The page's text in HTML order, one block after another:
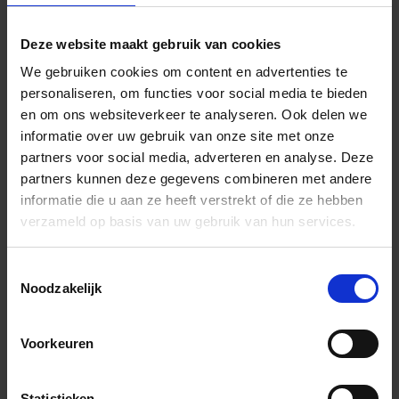
Deze website maakt gebruik van cookies
We gebruiken cookies om content en advertenties te
personaliseren, om functies voor social media te bieden
en om ons websiteverkeer te analyseren. Ook delen we
informatie over uw gebruik van onze site met onze
partners voor social media, adverteren en analyse. Deze
partners kunnen deze gegevens combineren met andere
informatie die u aan ze heeft verstrekt of die ze hebben
verzameld op basis van uw gebruik van hun services.
Noodzakelijk
Voorkeuren
Wil je graag een afspraak?
Onze verkoopspecialisten staan graag voor je klaar:
Di – Vr 09.00 – 18.00
Za 10.00 – 15.00
+31 (0) 478 - 69 11 63 Productaanvraag